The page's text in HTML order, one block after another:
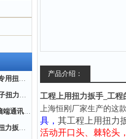
20NM紧固扭力扳手 拧紧专用扭力扳手 右旋力矩扳手厂家
SGTST-500能存数据的电子扭力扳手 带工作记录的智能扭力扳手厂家
可接PC数显扭矩扳手 电脑端通讯力矩扳手 数据上传电脑电子扭力扳手厂家
0-500Nm数据传输款电子扭力扳手,信号输出追溯扭矩值的扭矩扳手
产品介绍：
工程上用扭力扳手_工程
上海恒刚厂家生产的这
具， 其工程上用扭力
活动开口头、 棘轮头